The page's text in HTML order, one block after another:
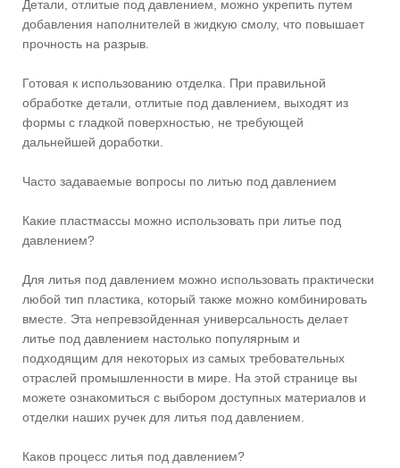
Детали, отлитые под давлением, можно укрепить путем
добавления наполнителей в жидкую смолу, что повышает
прочность на разрыв.
Готовая к использованию отделка. При правильной
обработке детали, отлитые под давлением, выходят из
формы с гладкой поверхностью, не требующей
дальнейшей доработки.
Часто задаваемые вопросы по литью под давлением
Какие пластмассы можно использовать при литье под
давлением?
Для литья под давлением можно использовать практически
любой тип пластика, который также можно комбинировать
вместе. Эта непревзойденная универсальность делает
литье под давлением настолько популярным и
подходящим для некоторых из самых требовательных
отраслей промышленности в мире. На этой странице вы
можете ознакомиться с выбором доступных материалов и
отделки наших ручек для литья под давлением.
Каков процесс литья под давлением?